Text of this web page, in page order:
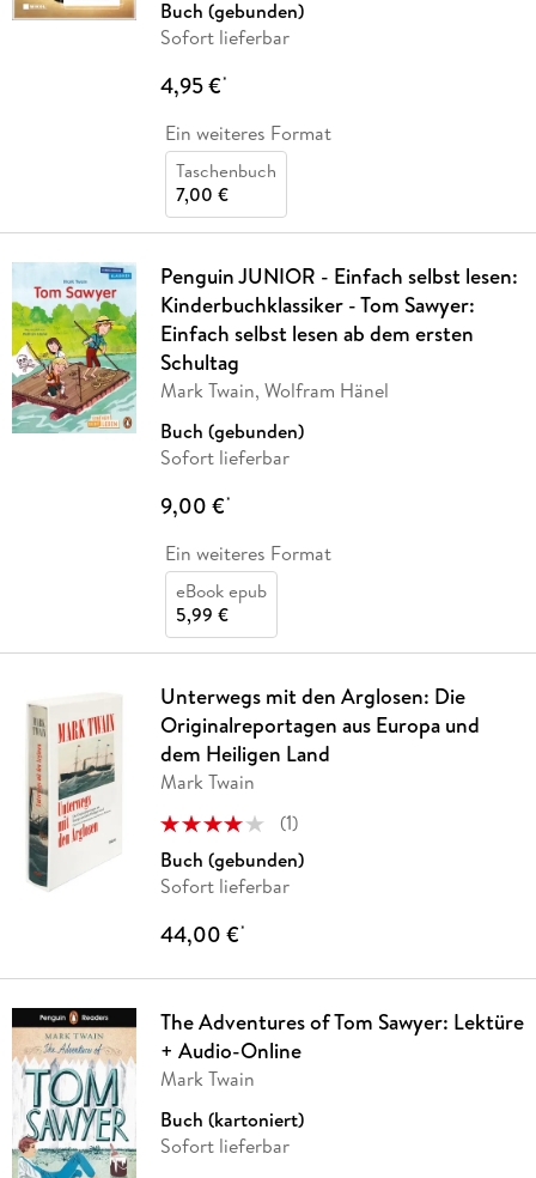
Buch (gebunden)
Sofort lieferbar
4,95 €*
Ein weiteres Format
Taschenbuch
7,00 €
Penguin JUNIOR - Einfach selbst lesen:
Kinderbuchklassiker - Tom Sawyer:
Einfach selbst lesen ab dem ersten
Schultag
Mark Twain, Wolfram Hänel
Buch (gebunden)
Sofort lieferbar
9,00 €*
Ein weiteres Format
eBook epub
5,99 €
Unterwegs mit den Arglosen: Die
Originalreportagen aus Europa und
dem Heiligen Land
Mark Twain
(1)
Buch (gebunden)
Sofort lieferbar
44,00 €*
The Adventures of Tom Sawyer: Lektüre
+ Audio-Online
Mark Twain
Buch (kartoniert)
Sofort lieferbar